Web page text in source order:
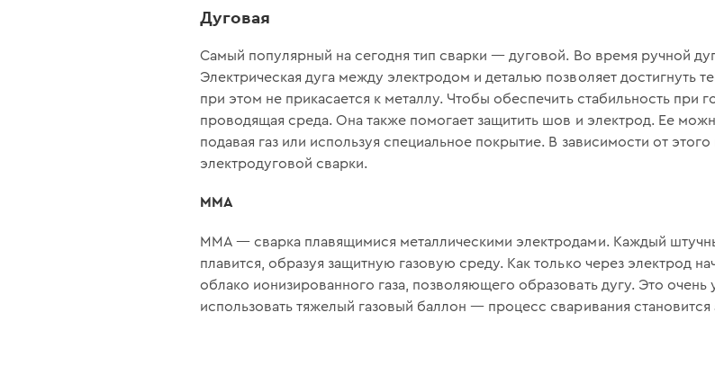
Дуговая
Самый популярный на сегодня тип сварки — дуговой. Во время ручной
Электрическая дуга между электродом и деталью позволяет достигнуть
при этом не прикасается к металлу. Чтобы обеспечить стабильность при
проводящая среда. Она также помогает защитить шов и электрод. Ее
подавая газ или используя специальное покрытие. В зависимости от
электродуговой сварки.
MMA
ММА — сварка плавящимися металлическими электродами. Каждый
плавится, образуя защитную газовую среду. Как только через электрод
облако ионизированного газа, позволяющего образовать дугу. Это очень
использовать тяжелый газовый баллон — процесс сваривания становится